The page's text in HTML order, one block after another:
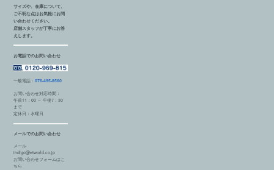
サイズや、在庫について、
ご不明な点はお気軽にお問
い合わせください。
店舗スタッフが丁寧にお答
えします。
お電話でのお問い合わせ
一般電話：076-495-8560
お問い合わせ対応時間：
午前11：00 ～ 午後7：30
まで
定休日：水曜日
メールでのお問い合わせ
メール
indigo@etworld.co.jp
お問い合わせフォームはこ
ちら